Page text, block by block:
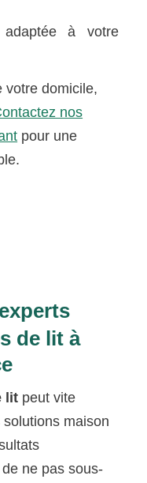
à votre
votre domicile,
nos
pour une
de lit à
lit peut vite
maison
ne pas sous-